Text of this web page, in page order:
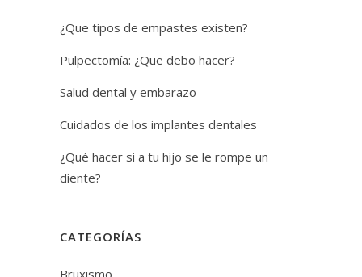
¿Que tipos de empastes existen?
Pulpectomía: ¿Que debo hacer?
Salud dental y embarazo
Cuidados de los implantes dentales
¿Qué hacer si a tu hijo se le rompe un
diente?
CATEGORÍAS